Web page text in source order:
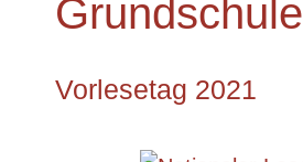
Grundschule
Vorlesetag 2021